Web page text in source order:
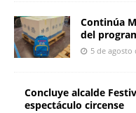
Continúa
del
5 de agosto
Concluye alcalde
espectáculo circense